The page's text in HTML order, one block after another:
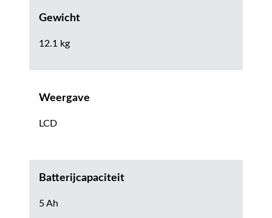
Gewicht
12.1 kg
Weergave
LCD
Batterijcapaciteit
5 Ah